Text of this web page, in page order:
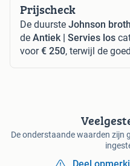
Prijscheck
De duurste Johnson
de Antiek | Servies los
voor€ 250, terwijl de
De onderstaande waarden zijn